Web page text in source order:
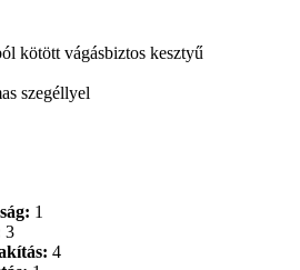
kötött vágásbiztos kesztyű
szegéllyel
1
3
4